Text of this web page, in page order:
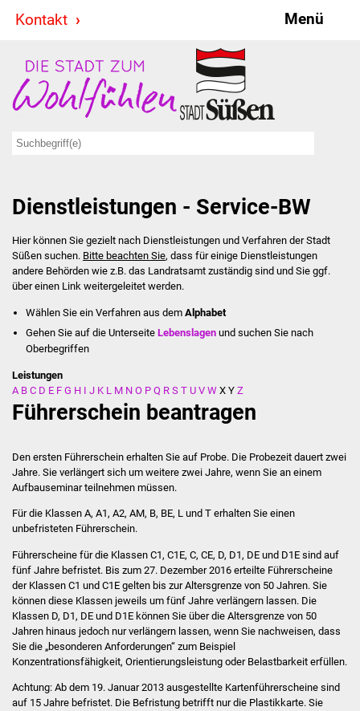
Kontakt Menü
Stadt & Politik
Bürgermeister
Ausschüsse
Ratsinformationssystem
Jugendbeirat
Summerrockfestival
Stadtverwaltung
Behördenwegweiser
Stellenangebote
Veröffentlichungen
Ortsrecht
FNP / Bebauungspläne
Wahlen
Dienstleistungen - Service-BW
Hier können Sie gezielt nach Dienstleistungen und Verfahren der Stadt
Süßen suchen. Bitte beachten Sie, dass für einige Dienstleistungen
andere Behörden wie z.B. das Landratsamt zuständig sind und Sie ggf.
über einen Link weitergeleitet werden.
Wählen Sie ein Verfahren aus dem Alphabet
Gehen Sie auf die UnterseiteLebenslagen und suchen Sie nach
Oberbegriffen
Leistungen
A B C D E F G H I J K L M N O P Q R S T U V W X Y Z
Führerschein beantragen
Den ersten Führerschein erhalten Sie auf Probe. Die Probezeit dauert zwei
Jahre. Sie verlängert sich um weitere zwei Jahre, wenn Sie an einem
Aufbauseminar teilnehmen müssen.
Für die Klassen A, A1, A2, AM, B, BE, L und T erhalten Sie einen
unbefristeten Führerschein.
Führerscheine für die Klassen C1, C1E, C, CE, D, D1, DE und D1E sind auf
fünf Jahre befristet. Bis zum 27. Dezember 2016 erteilte Führerscheine
der Klassen C1 und C1E gelten bis zur Altersgrenze von 50 Jahren. Sie
können diese Klassen jeweils um fünf Jahre verlängern lassen. Die
Klassen D, D1, DE und D1E können Sie über die Altersgrenze von 50
Jahren hinaus jedoch nur verlängern lassen, wenn Sie nachweisen, dass
Sie die „besonderen Anforderungen“ zum Beispiel
Konzentrationsfähigkeit, Orientierungsleistung oder Belastbarkeit erfüllen.
Achtung:Ab dem 19. Januar 2013 ausgestellte Kartenführerscheine sind
auf 15 Jahre befristet. Die Befristung betrifft nur die Plastikkarte. Sie